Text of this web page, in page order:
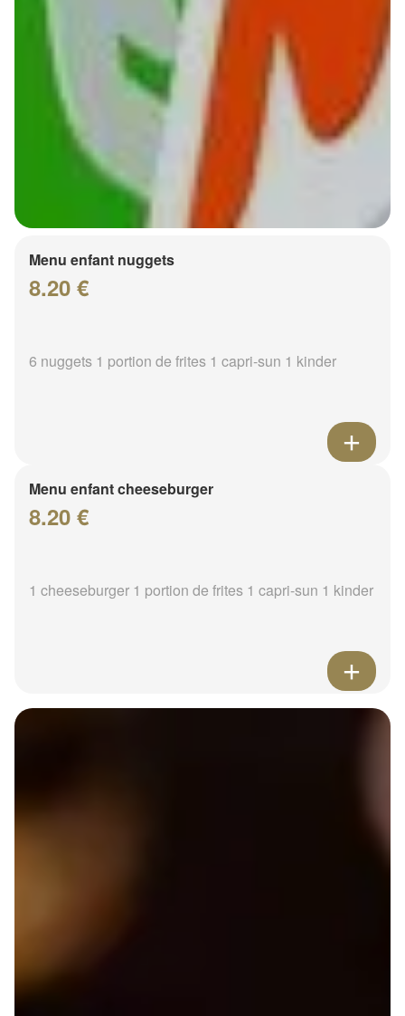
Menu enfant nuggets
8.20 €
6 nuggets 1 portion de frites 1 capri-sun 1 kinder
Menu enfant cheeseburger
8.20 €
1 cheeseburger 1 portion de frites 1 capri-sun 1 kinder